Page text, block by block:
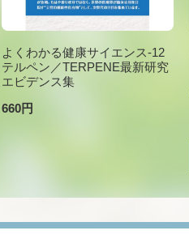
よくわかる健康サイエンス-12
テルペン／TERPENE最新研究
エビデンス集
660円